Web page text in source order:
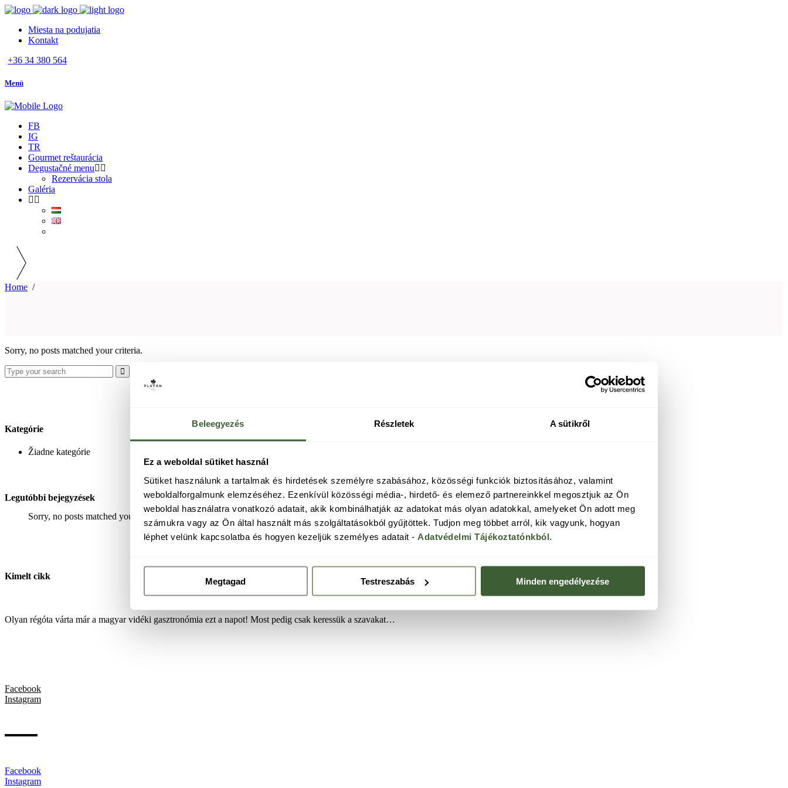
Beleegyezés Részletek A sütikről
Ez a weboldal sütiket használ
Sütiket használunk a tartalmak és hirdetések személyre szabásához, közösségi funkciók biztosításához, valamint
weboldalforgalmunk elemzéséhez. Ezenkívül közösségi média-, hirdető- és elemező partnereinkkel megosztjuk az Ön
weboldal használatra vonatkozó adatait, akik kombinálhatják az adatokat más olyan adatokkal, amelyeket Ön adott meg
számukra vagy az Ön által használt más szolgáltatásokból gyűjtöttek. Tudjon meg többet arról, kik vagyunk, hogyan
léphet velünk kapcsolatba és hogyen kezeljük személyes adatait - Adatvédelmi Tájékoztatónkból.
Megtagad Testreszabás Minden engedélyezése
Miesta na podujatia
Kontakt
+36 34 380 564
Menü
FB
IG
TR
Gourmet reštaurácia
Degustačné menu
Rezervácia stola
Galéria
Home /
Sorry, no posts matched your criteria.
Search
for:
Kategórie
Žiadne kategórie
Legutóbbi bejegyzések
Sorry, no posts matched your criteria.
Kimelt cikk
Olyan régóta várta már a magyar vidéki gasztronómia ezt a napot! Most pedig csak keressük a szavakat…
Facebook
Instagram
Facebook
Instagram